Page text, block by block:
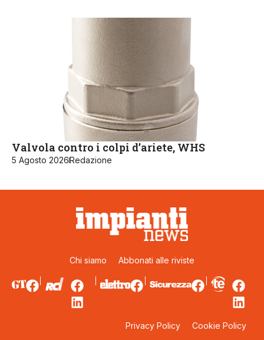
Valvola contro i colpi d’ariete, WHS
5 Agosto 2026Redazione
Chi siamo Abbonati alle riviste
Privacy Policy Cookie Policy